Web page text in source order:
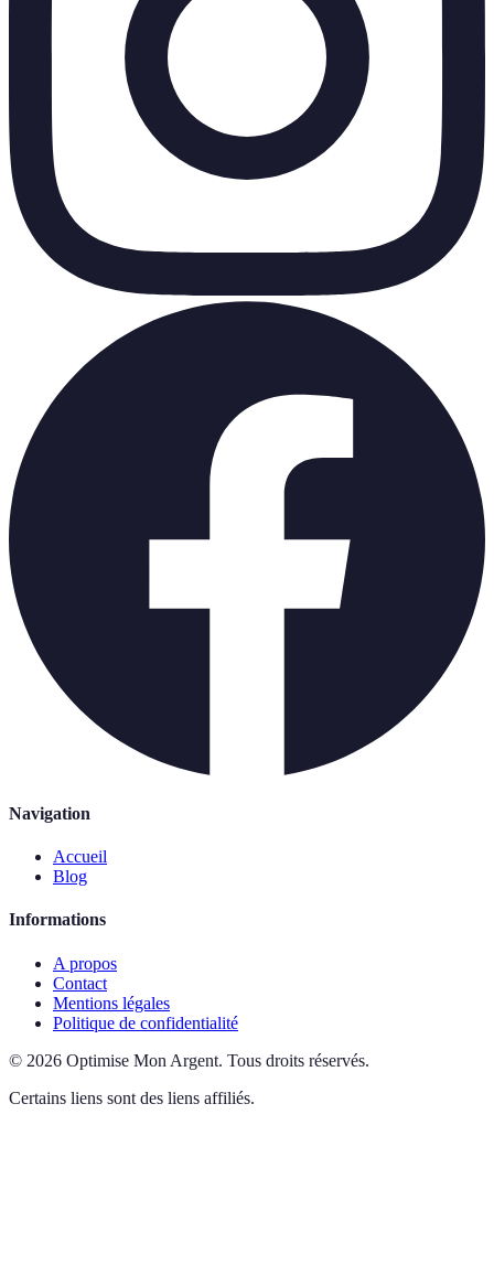
Navigation
Accueil
Blog
Informations
A propos
Contact
Mentions légales
Politique de confidentialité
© 2026 Optimise Mon Argent. Tous droits réservés.
Certains liens sont des liens affiliés.